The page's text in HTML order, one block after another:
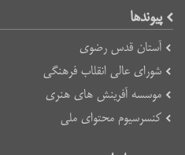
پیوند‌ها
آستان قدس رضوی
شورای عالی انقلاب فرهنگی
موسسه آفرینش های هنری
کنسرسیوم محتوای ملی